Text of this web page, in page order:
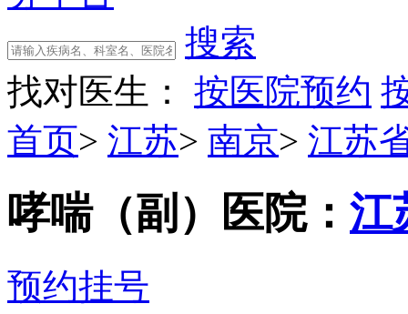
搜索
找对医生：
按医院预约
首页> 江苏> 南京> 江苏
哮喘（副） 医院： 江
预约挂号